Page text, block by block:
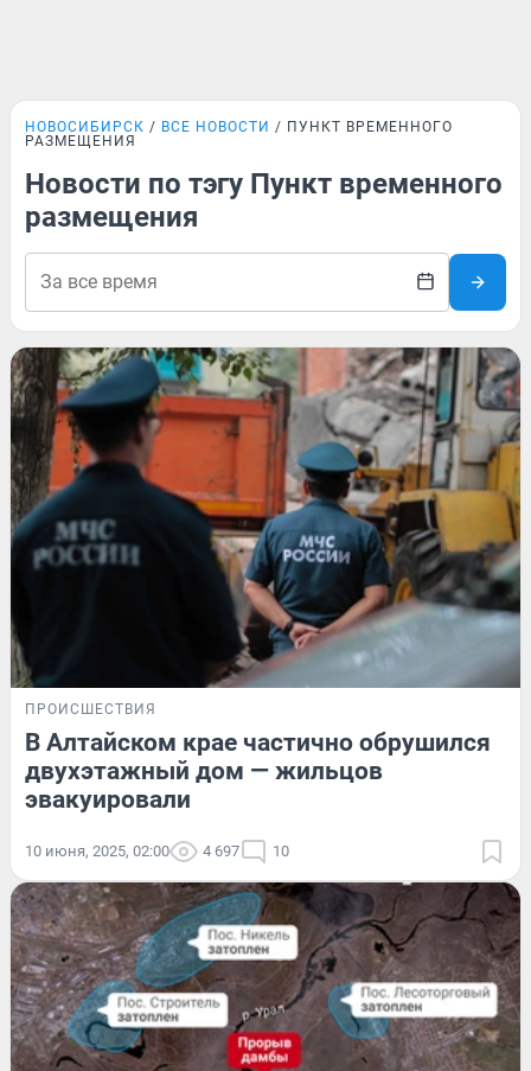
НОВОСИБИРСК ВСЕ НОВОСТИ
ПУНКТ ВРЕМЕННОГО
РАЗМЕЩЕНИЯ
Новости по тэгу Пункт временного
размещения
ПРОИСШЕСТВИЯ
В Алтайском крае частично обрушился
двухэтажный дом — жильцов
эвакуировали
10 июня, 2025, 02:00 4 697 10